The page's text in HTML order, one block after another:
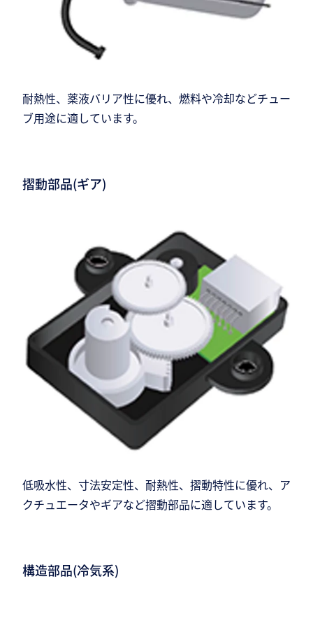
耐熱性、薬液バリア性に優れ、燃料や冷却などチュー
ブ用途に適しています。
摺動部品(ギア)
低吸水性、寸法安定性、耐熱性、摺動特性に優れ、ア
クチュエータやギアなど摺動部品に適しています。
構造部品(冷気系)